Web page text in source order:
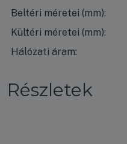
Beltéri méretei (mm):
Kültéri méretei (mm):
Hálózati áram:
Részletek